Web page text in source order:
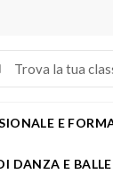
E
DANZA E
Le